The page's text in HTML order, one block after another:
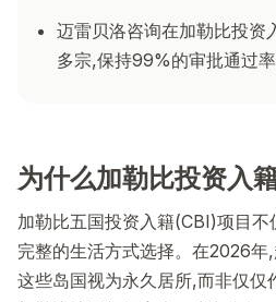
迈雷贝洛咨询在加勒比投资
多宗,保持99%的审批通过率
为什么加勒比投资入
加勒比五国投资入籍(CBI)项目
完整的生活方式选择。在2026
这些岛国视为永久居所,而非仅仅